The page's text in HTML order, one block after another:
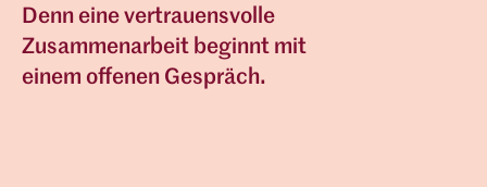
Denn eine vertrauensvolle
Zusammenarbeit beginnt mit
einem offenen Gespräch.